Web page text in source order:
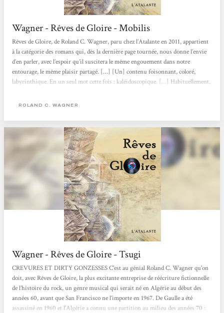
Wagner - Rêves de Gloire - Mobilis
Rêves de Gloire, de Roland C. Wagner, paru chez l’Atalante en 2011, appartient
à la catégorie des romans qui, dès la dernière page tournée, nous donne l’envie
d’en parler, avec l’espoir qu’il suscitera le même engouement dans notre
entourage, le même plaisir partagé. […] [Un] contenu foisonnant, coloré,
labyrinthique. En un seul mot cette fois : kaléidoscopique. […] Habituellement,
décrire le monde tel qu’il aurait pu être. Mais Wagner multiplie les points de...
ROLAND C. WAGNER
Wagner - Rêves de Gloire - Tsugi
CREVURES ET DIRTY GONZESSES C'est au génial Roland C. Wagner qu'on
doit, avec Rêves de Gloire, la plus excitante entreprise de réécriture fictionnelle
de l’histoire du rock, un genre musical qui serait né en Algérie au début des
années 60, avant que San Francisco ne l’importe en 1967. De Gaulle a été
assassiné en 1960 et l'Algérie a connu une partition au milieu des années 70 :